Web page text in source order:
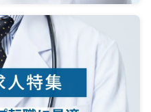
カウンセラー
ンセリング業
ます。